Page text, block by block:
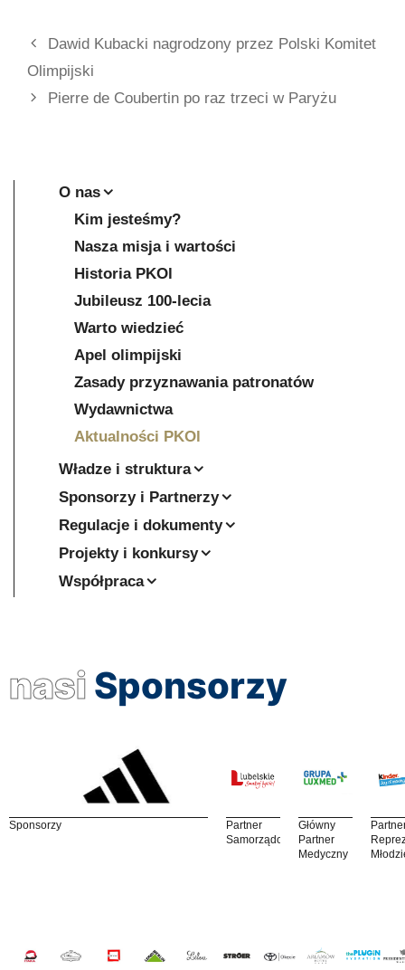
Dawid Kubacki nagrodzony przez Polski Komitet
Olimpijski
Pierre de Coubertin po raz trzeci w Paryżu
O nas
Kim jesteśmy?
Nasza misja i wartości
Historia PKOl
Jubileusz 100-lecia
Warto wiedzieć
Apel olimpijski
Zasady przyznawania patronatów
Wydawnictwa
Aktualności PKOl
Władze i struktura
Sponsorzy i Partnerzy
Regulacje i dokumenty
Projekty i konkursy
Współpraca
nasi Sponsorzy
Sponsorzy
Partner
Samorządowy
Główny
Partner
Medyczny